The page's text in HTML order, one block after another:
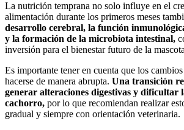
La nutrición temprana no solo influye en el
alimentación durante los primeros meses
desarrollo cerebral, la función
y la formación de la microbiota intestinal,
inversión para el bienestar futuro de la
Es importante tener en cuenta que los
hacerse de manera abrupta. Una transición
generar alteraciones digestivas y dificultar
cachorro, por lo que recomiendan realizar
gradual y siempre con orientación veterinaria.